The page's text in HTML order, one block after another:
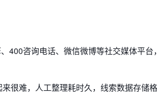
咨询电话、微信微博等社交媒体平台
很难，人工整理耗时久，线索数据存储